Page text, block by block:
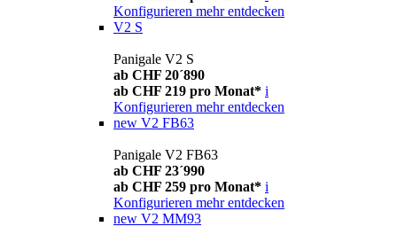
Konfigurieren mehr entdecken
V2 S
Panigale V2 S
ab CHF 20´890
ab CHF 219 pro Monat* i
Konfigurieren mehr entdecken
new V2 FB63
Panigale V2 FB63
ab CHF 23´990
ab CHF 259 pro Monat* i
Konfigurieren mehr entdecken
new V2 MM93